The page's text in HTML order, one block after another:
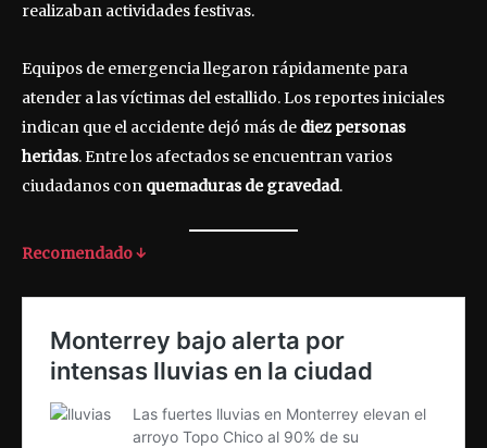
realizaban actividades festivas.
Equipos de emergencia llegaron rápidamente para
atender a las víctimas del estallido. Los reportes iniciales
indican que el accidente dejó más de diez personas
heridas. Entre los afectados se encuentran varios
ciudadanos con quemaduras de gravedad.
Recomendado ↓